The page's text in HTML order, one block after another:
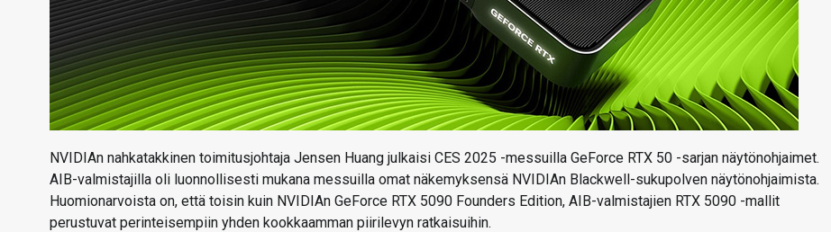
NVIDIAn nahkatakkinen toimitusjohtaja Jensen Huang julkaisi CES 2025 -messuilla GeForce RTX 50 -sarjan näytönohjaimet.
AIB-valmistajilla oli luonnollisesti mukana messuilla omat näkemyksensä NVIDIAn Blackwell-sukupolven näytönohjaimista.
Huomionarvoista on, että toisin kuin NVIDIAn GeForce RTX 5090 Founders Edition, AIB-valmistajien RTX 5090 -mallit
perustuvat perinteisempiin yhden kookkaamman piirilevyn ratkaisuihin.